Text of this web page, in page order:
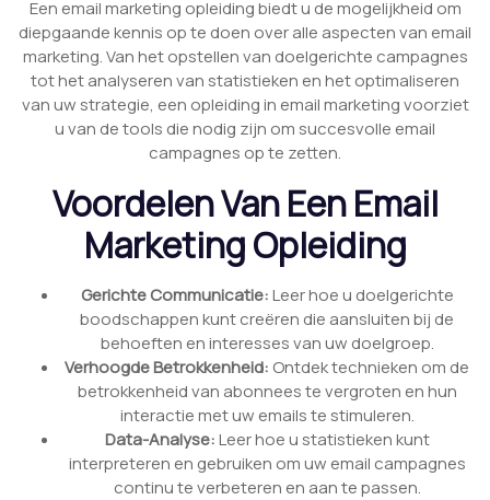
Een email marketing opleiding biedt u de mogelijkheid om
diepgaande kennis op te doen over alle aspecten van email
marketing. Van het opstellen van doelgerichte campagnes
tot het analyseren van statistieken en het optimaliseren
van uw strategie, een opleiding in email marketing voorziet
u van de tools die nodig zijn om succesvolle email
campagnes op te zetten.
Voordelen Van Een Email
Marketing Opleiding
Gerichte Communicatie:Leer hoe u doelgerichte
boodschappen kunt creëren die aansluiten bij de
behoeften en interesses van uw doelgroep.
Verhoogde Betrokkenheid: Ontdek technieken om de
betrokkenheid van abonnees te vergroten en hun
interactie met uw emails te stimuleren.
Data-Analyse:Leer hoe u statistieken kunt
interpreteren en gebruiken om uw email campagnes
continu te verbeteren en aan te passen.